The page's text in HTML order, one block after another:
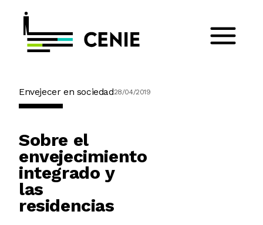
Envejecer en sociedad28/04/2019
Sobre el
envejecimiento
integrado y
las
residencias